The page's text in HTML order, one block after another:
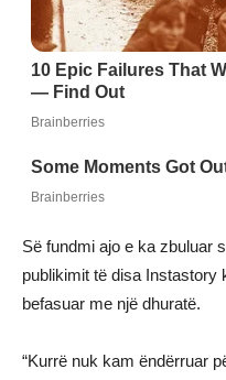
Së fundmi ajo e ka zbuluar
publikimit të disa Instastory
befasuar me një dhuratë.
“Kurrë nuk kam ëndërruar